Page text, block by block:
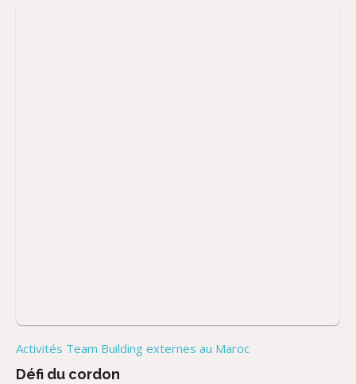
Activités Team Building externes au Maroc
Défi du cordon